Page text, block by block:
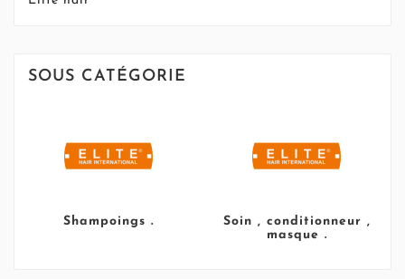
SOUS CATÉGORIE
Shampoings .
Soin , conditionneur ,
masque .